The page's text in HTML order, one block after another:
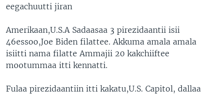
eegachuutti jiran
Amerikaan,U.S.A Sadaasaa 3 pirezidaantii isii
46essoo,Joe Biden filattee. Akkuma amala amala
isiitti nama filatte Ammajii 20 kakchiiftee
mootummaa itti kennatti.
Fulaa pirezidaantiin itti kakatu,U.S. Capitol, dallaa